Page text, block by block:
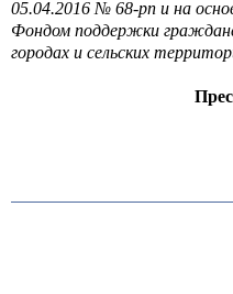
05.04.2016 № 68-рп и на
Фондом поддержки
городах и сельских